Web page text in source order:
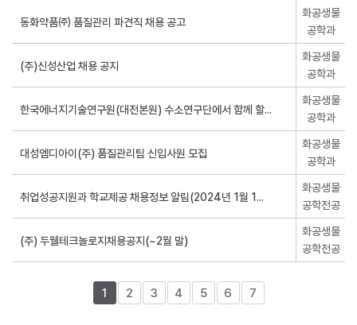
화공생물
공학과
화공생물
공학과
화공생물
공학과
화공생물
공학과
화공생물
공학전공
화공생물
공학전공
1 2 3 4 5 6 7